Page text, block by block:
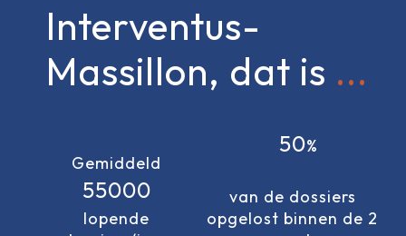
Interventus-
Massillon, dat is
Gemiddeld
55000
lopende
50
van de dossiers
opgelost binnen de 2